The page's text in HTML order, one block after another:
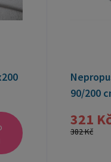
90/200
321
382 Kč